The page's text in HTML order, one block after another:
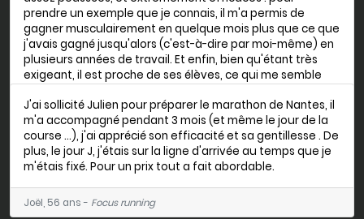
prendre un exemple que je connais, il m'a permis de
gagner musculairement en quelque mois plus que ce que
j'avais gagné jusqu'alors (c'est-à-dire par moi-même) en
plusieurs années de travail. Et enfin, bien qu'étant très
exigeant, il est proche de ses élèves, ce qui me semble
Lucas, 17 ans -Focus forme
J'ai sollicité Julien pour préparer le marathon de Nantes, il
m'a accompagné pendant 3 mois (et même le jour de la
course …), j'ai apprécié son efficacité et sa gentillesse . De
plus, le jour J, j'étais sur la ligne d'arrivée au temps que je
m'étais fixé. Pour un prix tout a fait abordable.
Joël, 56 ans - Focus running